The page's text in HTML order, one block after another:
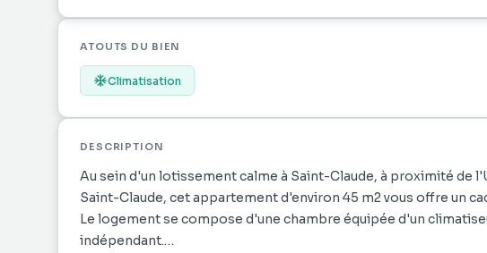
ATOUTS DU BIEN
Climatisation
DESCRIPTION
Au sein d'un lotissement calme à Saint-Claude, à proximité de
Saint-Claude, cet appartement d'environ 45 m2 vous offre un
Le logement se compose d'une chambre équipée d'un
indépendant.